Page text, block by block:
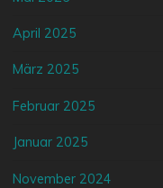
April 2025
März 2025
Februar 2025
Januar 2025
November 2024